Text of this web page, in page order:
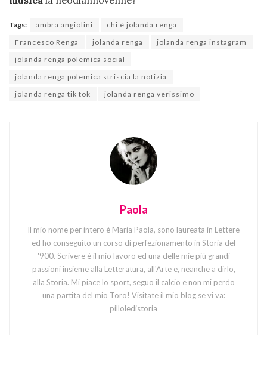
Tags: ambra angiolini
chi è jolanda renga
Francesco Renga
jolanda renga
jolanda renga instagram
jolanda renga polemica social
jolanda renga polemica striscia la notizia
jolanda renga tik tok
jolanda renga verissimo
Paola
Il mio nome per intero è Maria Paola, sono laureata in Lettere
ed ho conseguito un corso di perfezionamento in Storia del
'900. Scrivere è il mio lavoro ed una delle mie più grandi
passioni insieme alla Letteratura, all'Arte e, neanche a dirlo,
alla Storia. Mi piace lo sport, seguo il calcio e non mi perdo
una partita del mio Toro! Visitate il mio blog se vi va:
pilloledistoria